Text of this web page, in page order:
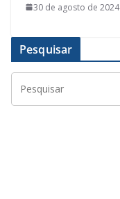
30 de agosto de 2024
Pesquisar